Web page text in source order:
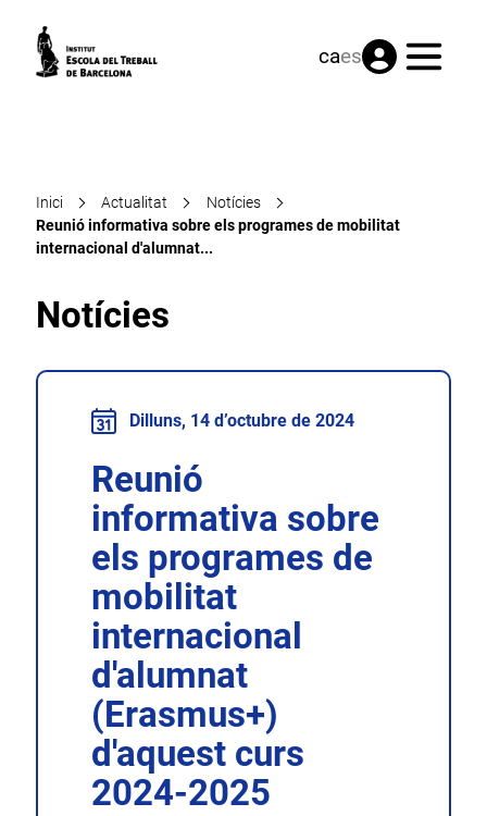
caes Menú
Inici Actualitat
Notícies
Reunió informativa sobre els programes de mobilitat
internacional d'alumnat...
Notícies
Dilluns, 14 d’octubre de 2024
Reunió
informativa sobre
els programes de
mobilitat
internacional
d'alumnat
(Erasmus+)
d'aquest curs
2024-2025